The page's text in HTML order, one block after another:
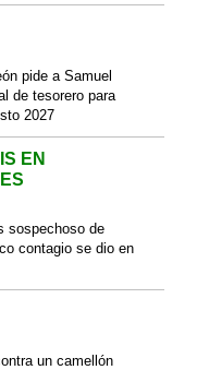
pide a Samuel
de tesorero para
2027
EN
sospechoso de
contagio se dio en
un camellón